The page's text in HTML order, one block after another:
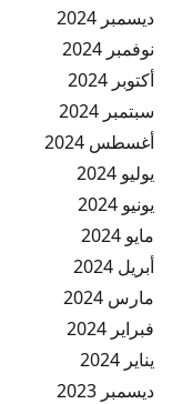
ديسمبر 2024
نوفمبر 2024
أكتوبر 2024
سبتمبر 2024
أغسطس 2024
يوليو 2024
يونيو 2024
مايو 2024
أبريل 2024
مارس 2024
فبراير 2024
يناير 2024
ديسمبر 2023